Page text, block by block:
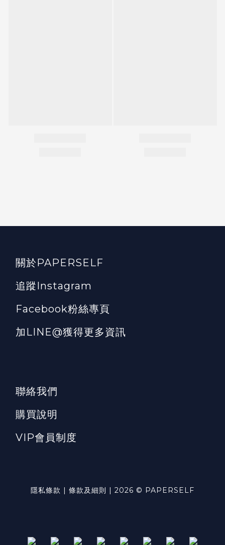
關於PAPERSELF
追蹤Instagram
Facebook粉絲專頁
加LINE@獲得更多資訊
聯絡我們
購買說明
VIP會員制度
隱私條款 | 條款及細則 | 2026 © PAPERSELF